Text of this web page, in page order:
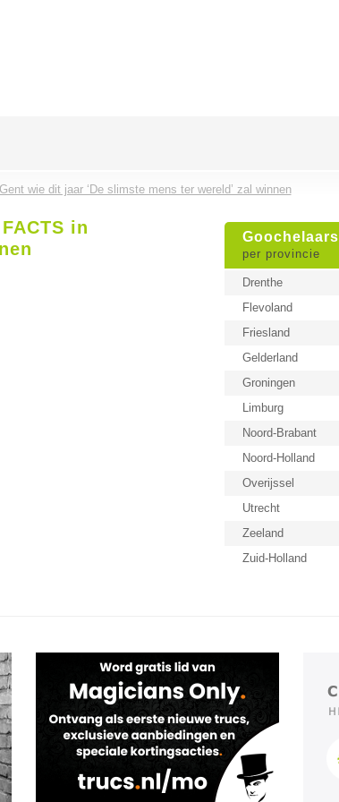
wie dit jaar ‘De slimste mens ter wereld’ zal winnen
Goochelaars
per provincie
Drenthe
Flevoland
Friesland
Gelderland
Groningen
Limburg
Noord-Brabant
Noord-Holland
Overijssel
Utrecht
Zeeland
Zuid-Holland
in